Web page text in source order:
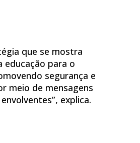
que se mostra
educação para o
segurança e
meio de mensagens
explica.